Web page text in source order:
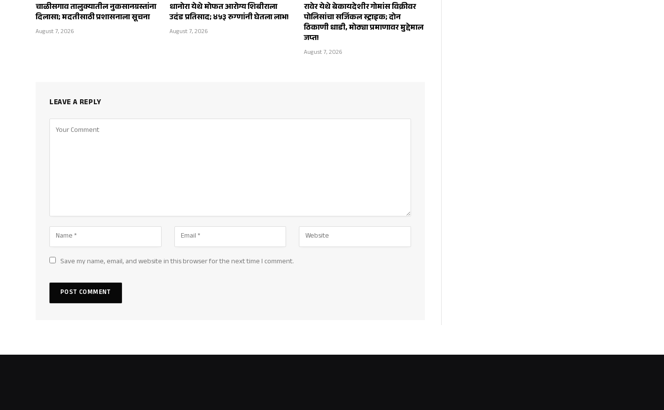
चाळीसगाव तालुक्यातील नुकसानग्रस्तांना
दिलासा; मदतीसाठी प्रशासनाला सूचना
August 7, 2026
धानोरा येथे मोफत आरोग्य शिबीराला
उदंड प्रतिसाद; ४५३ रुग्णांनी घेतला लाभ!
August 7, 2026
रावेर येथे बेकायदेशीर गोमांस विक्रीवर
पोलिसांचा सर्जिकल स्ट्राइक; दोन
ठिकाणी धाडी, मोठ्या प्रमाणावर मुद्देमाल
जप्त!
August 7, 2026
LEAVE A REPLY
Save my name, email, and website in this browser for the next time I comment.